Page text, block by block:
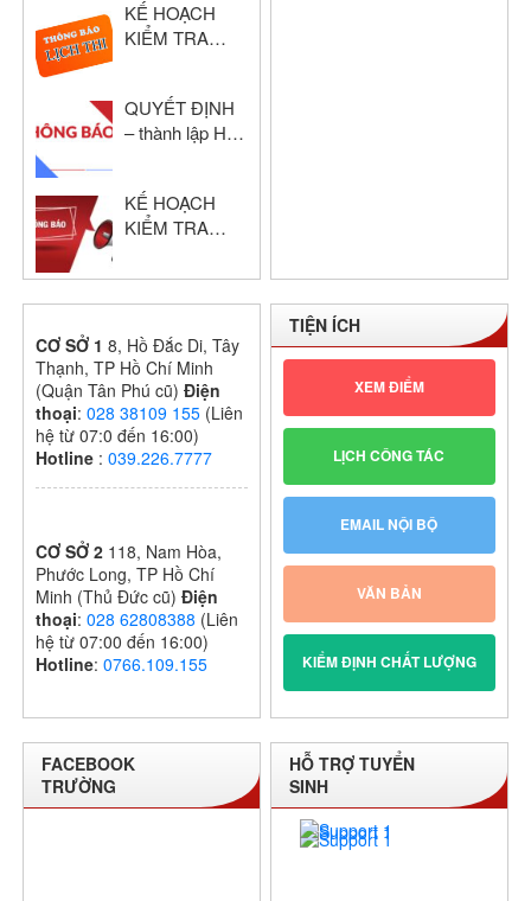
NĂM HỌC:
2024 – 2025
KẾ HOẠCH
KIỂM TRA
NĂM HỌC:
2024 – 2025
QUYẾT ĐỊNH
– thành lập Hội
giỏi cấp trường
KẾ HOẠCH
KIỂM TRA
I – KHỐI THPT
NĂM HỌC:
CƠ SỞ 18, Hồ Đắc Di, Tây
Thạnh, TP Hồ Chí Minh
(Quận Tân Phú cũ) Điện
thoại:028 38109 155 (Liên
hệ từ 07:0 đến 16:00)
Hotline :039.226.7777
CƠ SỞ 2 118, Nam Hòa,
Phước Long, TP Hồ Chí
Minh (Thủ Đức cũ) Điện
thoại:028 62808388 (Liên
hệ từ 07:00 đến 16:00)
Hotline:0766.109.155
TIỆN ÍCH
XEM ĐIỂM
LỊCH CÔNG TÁC
EMAIL NỘI BỘ
VĂN BẢN
KIỂM ĐỊNH CHẤT LƯỢNG
FACEBOOK
TRƯỜNG
HỖ TRỢ TUYỂN
SINH